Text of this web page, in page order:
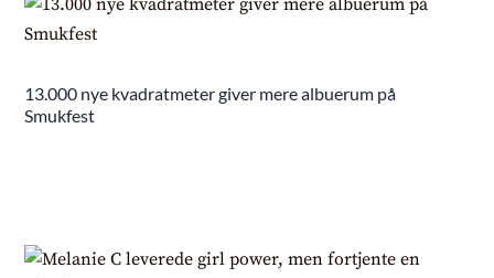
13.000 nye kvadratmeter giver mere albuerum på
Smukfest